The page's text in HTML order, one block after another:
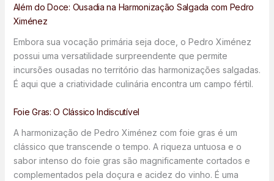
Além do Doce: Ousadia na Harmonização Salgada com Pedro
Ximénez
Embora sua vocação primária seja doce, o Pedro Ximénez
possui uma versatilidade surpreendente que permite
incursões ousadas no território das harmonizações salgadas.
É aqui que a criatividade culinária encontra um campo fértil.
Foie Gras: O Clássico Indiscutível
A harmonização de Pedro Ximénez com foie gras é um
clássico que transcende o tempo. A riqueza untuosa e o
sabor intenso do foie gras são magnificamente cortados e
complementados pela doçura e acidez do vinho. É uma